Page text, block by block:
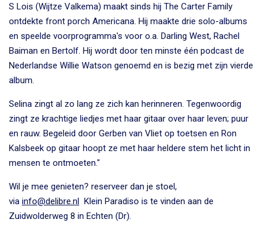
S Lois (Wijtze Valkema) maakt sinds hij The Carter Family
ontdekte front porch Americana. Hij maakte drie solo-albums
en speelde voorprogramma's voor o.a. Darling West, Rachel
Baiman en Bertolf. Hij wordt door ten minste één podcast de
Nederlandse Willie Watson genoemd en is bezig met zijn vierde
album.
Selina zingt al zo lang ze zich kan herinneren. Tegenwoordig
zingt ze krachtige liedjes met haar gitaar over haar leven; puur
en rauw. Begeleid door Gerben van Vliet op toetsen en Ron
Kalsbeek op gitaar hoopt ze met haar heldere stem het licht in
mensen te ontmoeten."
Wil je mee genieten? reserveer dan je stoel,
via info@delibre.nl Klein Paradiso is te vinden aan de
Zuidwolderweg 8 in Echten (Dr).